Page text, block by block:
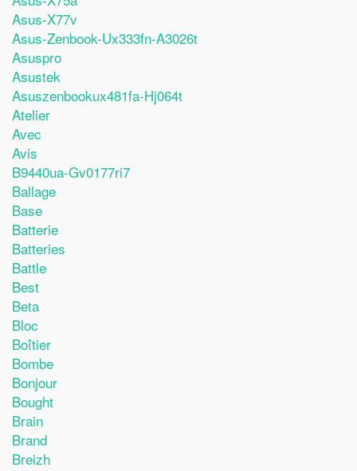
Asus-X77v
Asus-Zenbook-Ux333fn-A3026t
Asuspro
Asustek
Asuszenbookux481fa-Hj064t
Atelier
Avec
Avis
B9440ua-Gv0177ri7
Ballage
Base
Batterie
Batteries
Battle
Best
Beta
Bloc
Boîtier
Bombe
Bonjour
Bought
Brain
Brand
Breizh